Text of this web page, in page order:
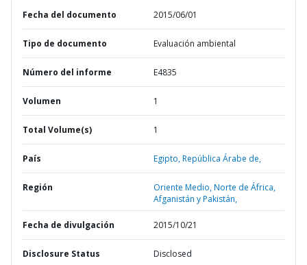
Fecha del documento 2015/06/01
Tipo de documento Evaluación ambiental
Número del informe E4835
Volumen 1
Total Volume(s) 1
País Egipto,República Árabe de,
Región
Oriente Medio, Norte de África,
Afganistán y Pakistán,
Fecha de divulgación 2015/10/21
Disclosure Status Disclosed